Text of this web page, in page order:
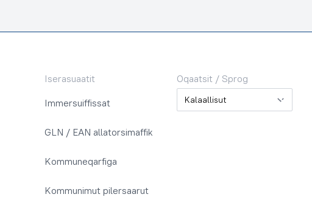
Iserasuaatit
Immersuiffissat
GLN / EAN allatorsimaffik
Kommuneqarfiga
Kommunimut pilersaarut
Oqaatsit / Sprog
Oqaatsit / Sprog